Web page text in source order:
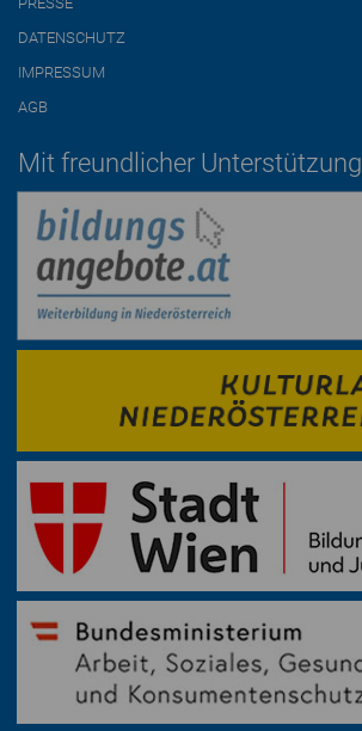
DATENSCHUTZ
IMPRESSUM
AGB
Mit freundlicher Unterstützung